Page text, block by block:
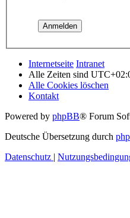
Internetseite Intranet
Alle Zeiten sind
Alle Cookies löschen
Kontakt
Powered by phpBB® Forum
Deutsche Übersetzung durch
Datenschutz |